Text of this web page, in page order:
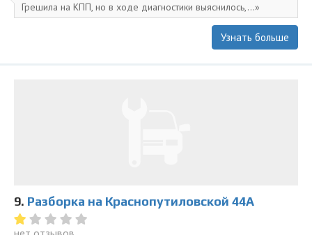
Грешила на КПП, но в ходе диагностики выяснилось,...
Узнать больше
9. Разборка на Краснопутиловской 44А